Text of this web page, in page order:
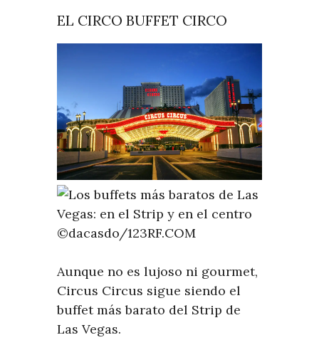
EL CIRCO BUFFET CIRCO
©dacasdo/123RF.COM
Aunque no es lujoso ni gourmet,
Circus Circus sigue siendo el
buffet más barato del Strip de
Las Vegas.